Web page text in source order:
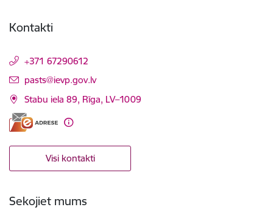
Kontakti
+371 67290612
E-pasts:
pasts@ievp.gov.lv
Stabu iela 89, Rīga, LV–1009
Visi kontakti
Sekojiet mums